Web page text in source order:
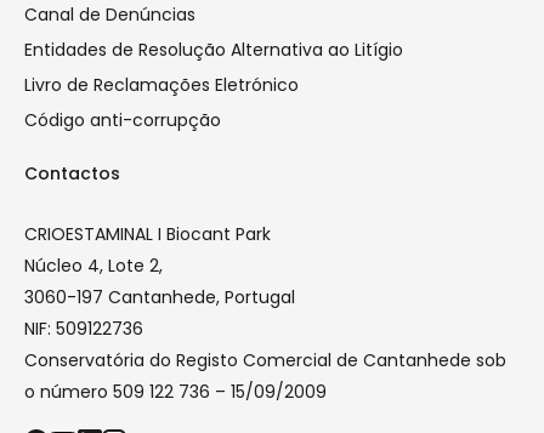
Canal de Denúncias
Entidades de Resolução Alternativa ao Litígio
Livro de Reclamações Eletrónico
Código anti-corrupção
Contactos
CRIOESTAMINAL I Biocant Park
Núcleo 4, Lote 2,
3060-197 Cantanhede, Portugal
NIF: 509122736
Conservatória do Registo Comercial de Cantanhede sob
o número 509 122 736 – 15/09/2009